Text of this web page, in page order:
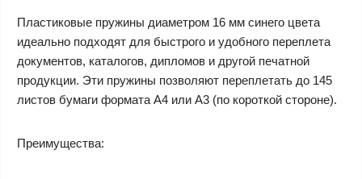
Пластиковые пружины диаметром 16 мм синего цвета
идеально подходят для быстрого и удобного переплета
документов, каталогов, дипломов и другой печатной
продукции. Эти пружины позволяют переплетать до 145
листов бумаги формата А4 или А3 (по короткой стороне).
Преимущества: